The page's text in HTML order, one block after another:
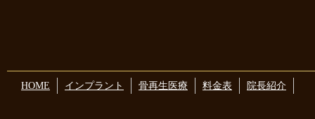
HOME インプラント 骨再生医療 料金表 院長紹介